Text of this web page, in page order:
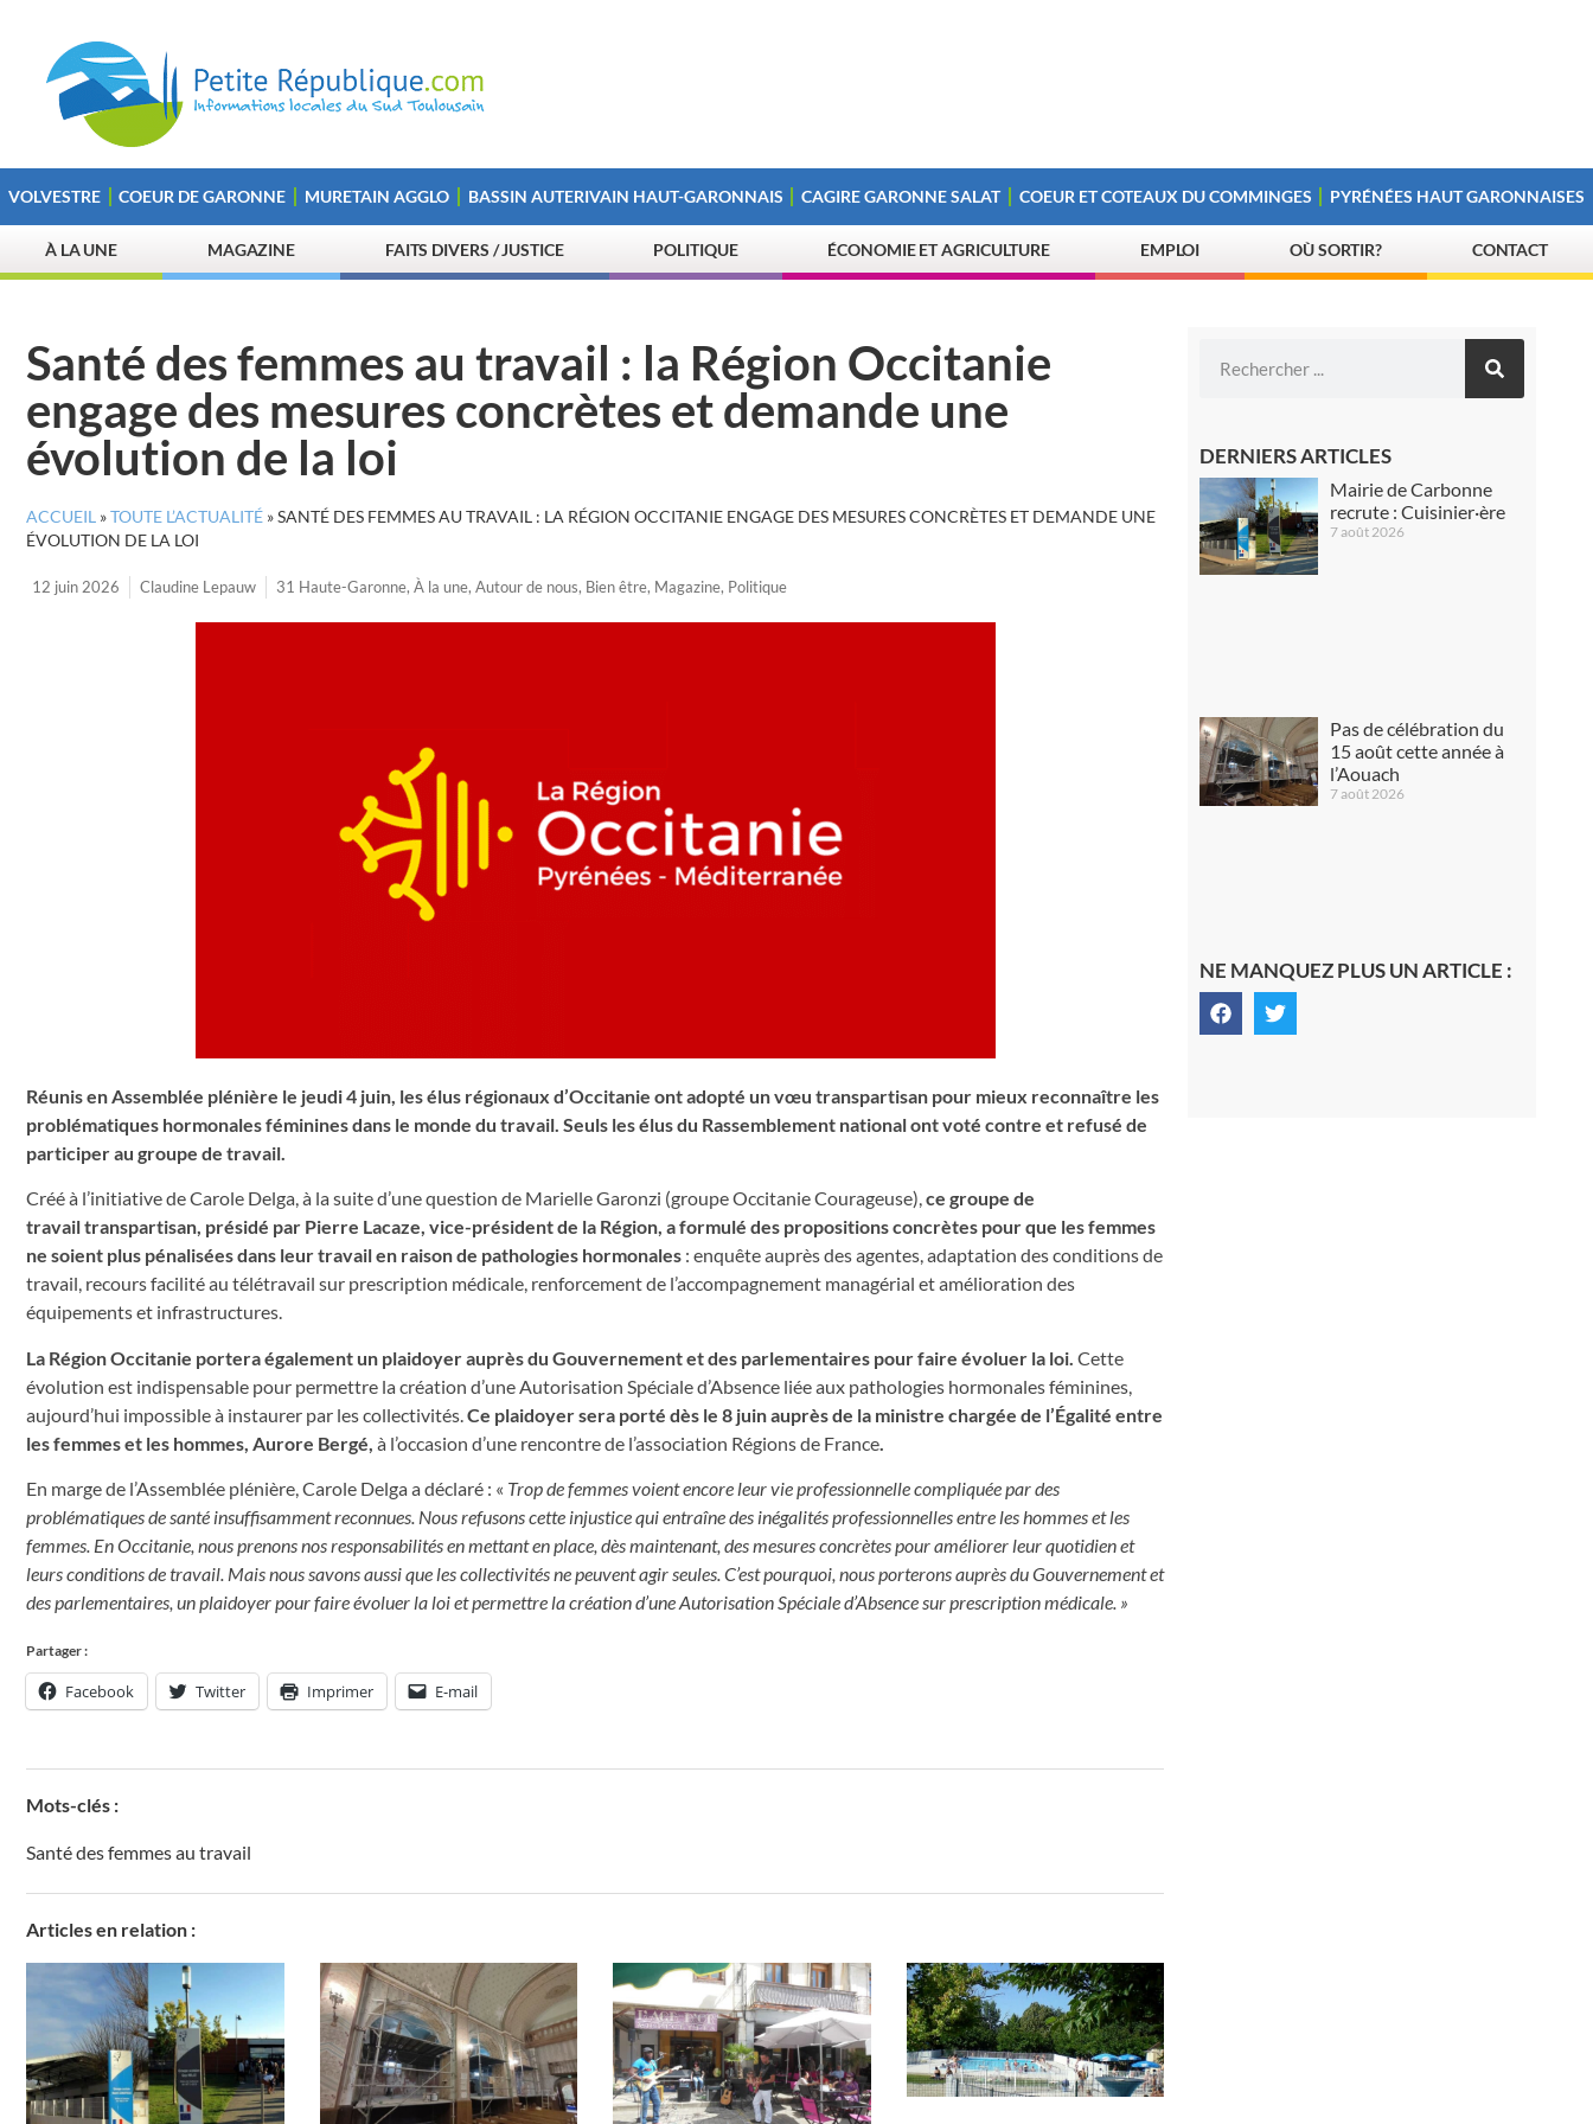
VOLVESTRE COEUR DE GARONNE MURETAIN AGGLO BASSIN AUTERIVAIN HAUT-GARONNAIS CAGIRE GARONNE SALAT COEUR ET COTEAUX DU COMMINGES PYRÉNÉES HAUT GARONNAISES
À LA UNE MAGAZINE FAITS DIVERS / JUSTICE POLITIQUE ÉCONOMIE ET AGRICULTURE EMPLOI OÙ SORTIR? CONTACT
Santé des femmes au travail : la Région Occitanie
engage des mesures concrètes et demande une
évolution de la loi
ACCUEIL »TOUTE L’ACTUALITÉ »SANTÉ DES FEMMES AU TRAVAIL : LA RÉGION OCCITANIE ENGAGE DES MESURES CONCRÈTES ET DEMANDE UNE
ÉVOLUTION DE LA LOI
12 juin 2026 Claudine Lepauw 31 Haute-Garonne, À la une, Autour de nous, Bien être, Magazine, Politique
Réunis en Assemblée plénière le jeudi 4 juin, les élus régionaux d’Occitanie ont adopté un vœu transpartisan pour mieux reconnaître les
problématiques hormonales féminines dans le monde du travail. Seuls les élus du Rassemblement national ont voté contre et refusé de
participer au groupe de travail.
Créé à l’initiative de Carole Delga, à la suite d’une question de Marielle Garonzi (groupe Occitanie Courageuse),ce groupe de
travail transpartisan, présidé par Pierre Lacaze, vice-président de la Région, a formulé des propositions concrètes pour que les femmes
ne soient plus pénalisées dans leur travail en raison de pathologies hormonales : enquête auprès des agentes, adaptation des conditions de
travail, recours facilité au télétravail sur prescription médicale, renforcement de l’accompagnement managérial et amélioration des
équipements et infrastructures.
La Région Occitanie portera également un plaidoyer auprès du Gouvernement et des parlementaires pour faire évoluer la loi. Cette
évolution est indispensable pour permettre la création d’une Autorisation Spéciale d’Absence liée aux pathologies hormonales féminines,
aujourd’hui impossible à instaurer par les collectivités. Ce plaidoyer sera porté dès le 8 juin auprès de la ministre chargée de l’Égalité entre
les femmes et les hommes, Aurore Bergé, à l’occasion d’une rencontre de l’association Régions de France
En marge de l’Assemblée plénière, Carole Delga a déclaré : « Trop de femmes voient encore leur vie professionnelle compliquée par des
problématiques de santé insuffisamment reconnues. Nous refusons cette injustice qui entraîne des inégalités professionnelles entre les hommes et les
femmes. En Occitanie, nous prenons nos responsabilités en mettant en place, dès maintenant, des mesures concrètes pour améliorer leur quotidien et
leurs conditions de travail. Mais nous savons aussi que les collectivités ne peuvent agir seules. C’est pourquoi, nous porterons auprès du Gouvernement et
des parlementaires, un plaidoyer pour faire évoluer la loi et permettre la création d’une Autorisation Spéciale d’Absence sur prescription médicale. »
Partager :
Facebook Twitter Imprimer E-mail
Mots-clés :
Santé des femmes au travail
Articles en relation :
DERNIERS ARTICLES
Mairie de Carbonne
recrute : Cuisinier·ère
7 août 2026
Pas de célébration du
15 août cette année à
l’Aouach
7 août 2026
NE MANQUEZ PLUS UN ARTICLE :